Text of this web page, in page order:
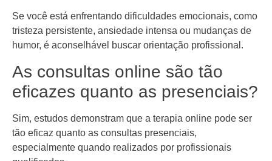
Se você está enfrentando dificuldades emocionais, como
tristeza persistente, ansiedade intensa ou mudanças de
humor, é aconselhável buscar orientação profissional.
As consultas online são tão
eficazes quanto as presenciais?
Sim, estudos demonstram que a terapia online pode ser
tão eficaz quanto as consultas presenciais,
especialmente quando realizados por profissionais